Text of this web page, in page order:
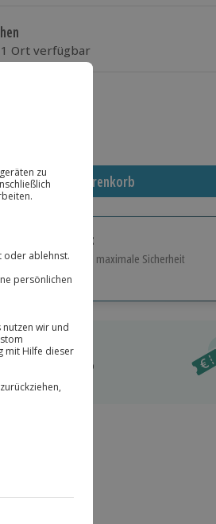
Ort verfügbar
In den Warenkorb
Geschenk:
volle Flexibilität und maximale Sicherheit
für alle Erlebnisse einlösbar.
& verlängerbar.
verfügbar
im Warenkorb
hier an